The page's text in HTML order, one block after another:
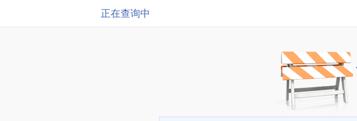
正在查询中